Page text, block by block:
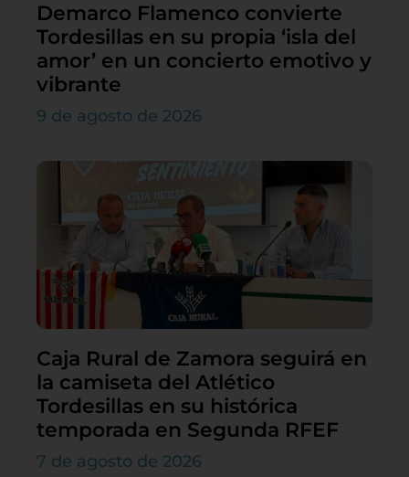
Demarco Flamenco convierte
Tordesillas en su propia ‘isla del
amor’ en un concierto emotivo y
vibrante
9 de agosto de 2026
Caja Rural de Zamora seguirá en
la camiseta del Atlético
Tordesillas en su histórica
temporada en Segunda RFEF
7 de agosto de 2026